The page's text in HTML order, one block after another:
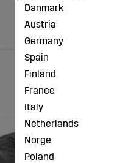
Danmark
Austria
Germany
Spain
Finland
France
Italy
Netherlands
Norge
Poland